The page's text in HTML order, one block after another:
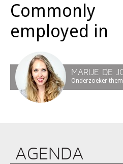
Commonly
employed in
MARIJE DE
Onderzoeker
AGENDA